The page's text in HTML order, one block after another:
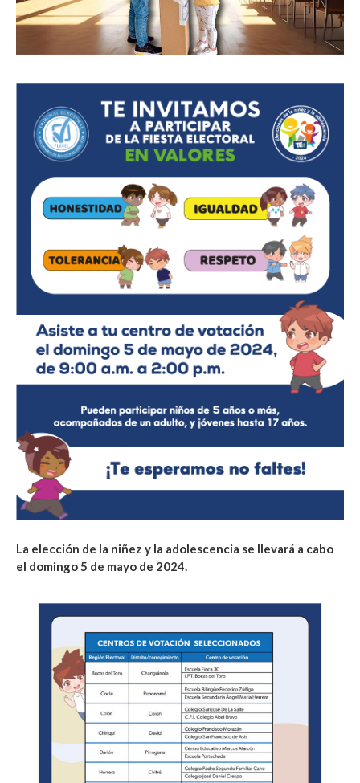
La elección de la niñez y la adolescencia se llevará a cabo
el domingo 5 de mayo de 2024.